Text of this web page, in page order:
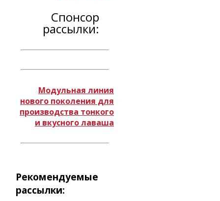
Спонсор
рассылки:
Модульная линия
нового поколения для
производства тонкого
и вкусного лаваша
Рекомендуемые
рассылки: